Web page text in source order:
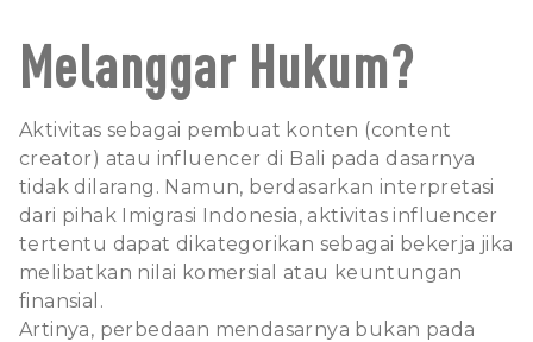
Melanggar Hukum?
Aktivitas sebagai pembuat konten (content
creator) atau influencer di Bali pada dasarnya
tidak dilarang. Namun, berdasarkan interpretasi
dari pihak Imigrasi Indonesia, aktivitas influencer
tertentu dapat dikategorikan sebagai bekerja jika
melibatkan nilai komersial atau keuntungan
finansial.
Artinya, perbedaan mendasarnya bukan pada